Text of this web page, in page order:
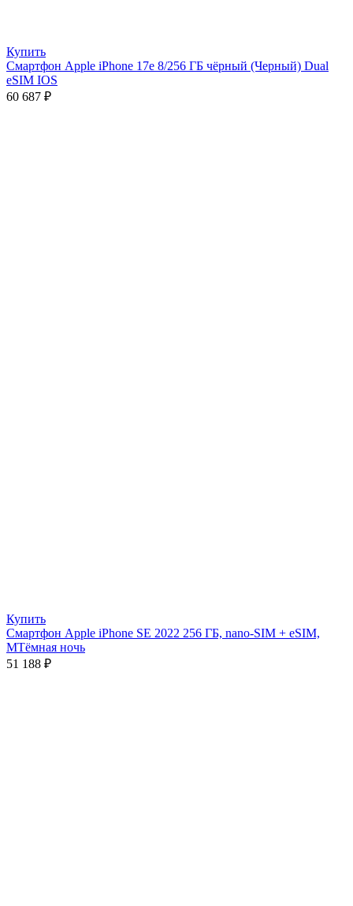
Купить
Смартфон Apple iPhone 17e 8/256 ГБ чёрный (Черный) Dual
eSIM IOS
60 687 ₽
Купить
Смартфон Apple iPhone SE 2022 256 ГБ, nano-SIM + eSIM,
МТёмная ночь
51 188 ₽